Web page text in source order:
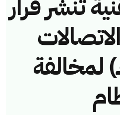
ق/1444هـ) لمخالفة